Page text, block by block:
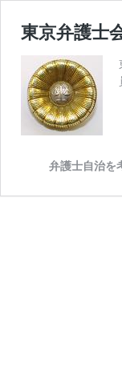
東京弁護士
弁護士自治を